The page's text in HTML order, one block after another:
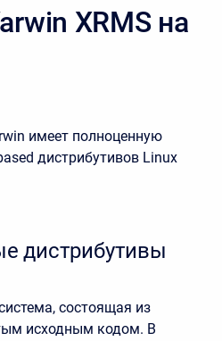
XRMS на
имеет полноценную
дистрибутивов Linux
дистрибутивы
состоящая из
исходным кодом. В